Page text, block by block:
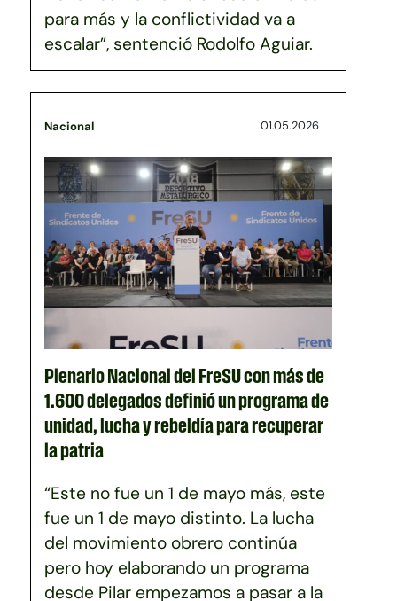
para más y la conflictividad va a
escalar”, sentenció Rodolfo Aguiar.
Nacional 01.05.2026
Plenario Nacional del FreSU con más de
1.600 delegados definió un programa de
unidad, lucha y rebeldía para recuperar
la patria
“Este no fue un 1 de mayo más, este
fue un 1 de mayo distinto. La lucha
del movimiento obrero continúa
pero hoy elaborando un programa
desde Pilar empezamos a pasar a la